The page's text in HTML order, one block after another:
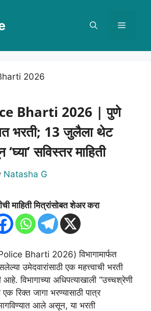
Menu
Bharti 2026 | पुणे
भरती; 13 जुलैला थेट
सविस्तर माहिती
Natasha G
माहिती मित्रांसोबत शेअर करा
Bharti 2026) विभागामार्फत
उमेदवारांसाठी एक महत्त्वाची भरती
विभागाच्या अधिपत्याखाली “उच्चश्रेणी
रिक्त जागा भरण्यासाठी पात्र
आले असून, या भरती